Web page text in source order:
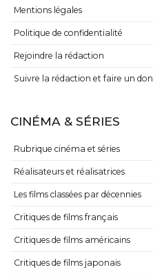
Mentions légales
Politique de confidentialité
Rejoindre la rédaction
Suivre la rédaction et faire un don
CINÉMA & SÉRIES
Rubrique cinéma et séries
Réalisateurs et réalisatrices
Les films classées par décennies
Critiques de films français
Critiques de films américains
Critiques de films japonais